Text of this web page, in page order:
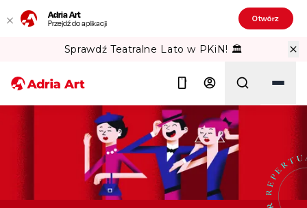
Adria Art
Przejdź do aplikacji Otwórz
Sprawdź Teatralne Lato w PKiN! 🏛️
Szukaj